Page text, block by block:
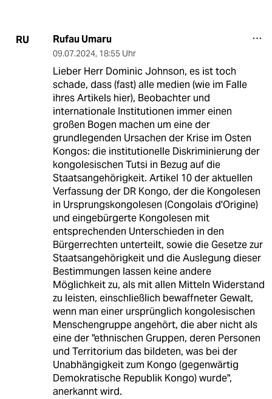
RU Rufau Umaru
09.07.2024, 18:55 Uhr
Lieber Herr Dominic Johnson, es ist toch
schade, dass (fast) alle medien (wie im Falle
ihres Artikels hier), Beobachter und
internationale Institutionen immer einen
großen Bogen machen um eine der
grundlegenden Ursachen der Krise im Osten
Kongos: die institutionelle Diskriminierung der
kongolesischen Tutsi in Bezug auf die
Staatsangehörigkeit. Artikel 10 der aktuellen
Verfassung der DR Kongo, der die Kongolesen
in Ursprungskongolesen (Congolais d'Origine)
und eingebürgerte Kongolesen mit
entsprechenden Unterschieden in den
Bürgerrechten unterteilt, sowie die Gesetze zur
Staatsangehörigkeit und die Auslegung dieser
Bestimmungen lassen keine andere
Möglichkeit zu, als mit allen Mitteln Widerstand
zu leisten, einschließlich bewaffneter Gewalt,
wenn man einer ursprünglich kongolesischen
Menschengruppe angehört, die aber nicht als
eine der "ethnischen Gruppen, deren Personen
und Territorium das bildeten, was bei der
Unabhängigkeit zum Kongo (gegenwärtig
Demokratische Republik Kongo) wurde",
anerkannt wird.